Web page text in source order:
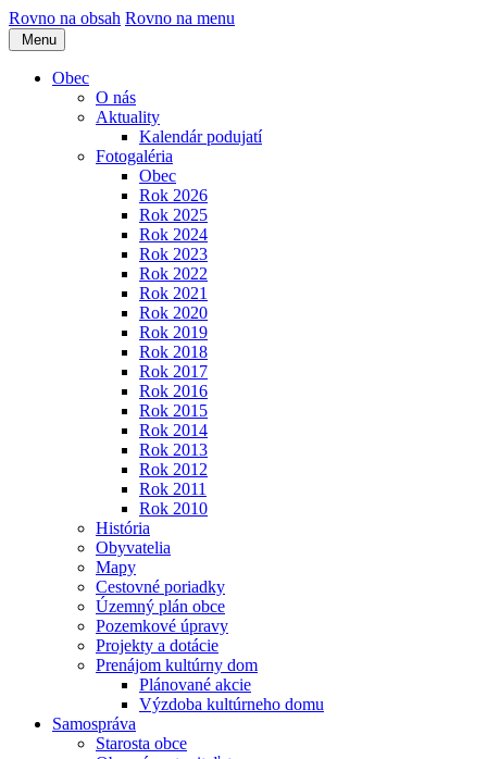
Rovno na obsah Rovno na menu
Menu
Obec
O nás
Aktuality
Kalendár podujatí
Fotogaléria
Obec
Rok 2026
Rok 2025
Rok 2024
Rok 2023
Rok 2022
Rok 2021
Rok 2020
Rok 2019
Rok 2018
Rok 2017
Rok 2016
Rok 2015
Rok 2014
Rok 2013
Rok 2012
Rok 2011
Rok 2010
História
Obyvatelia
Mapy
Cestovné poriadky
Územný plán obce
Pozemkové úpravy
Projekty a dotácie
Prenájom kultúrny dom
Plánované akcie
Výzdoba kultúrneho domu
Samospráva
Starosta obce